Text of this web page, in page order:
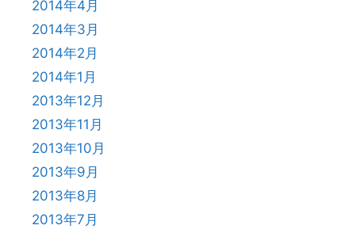
2014年4月
2014年3月
2014年2月
2014年1月
2013年12月
2013年11月
2013年10月
2013年9月
2013年8月
2013年7月